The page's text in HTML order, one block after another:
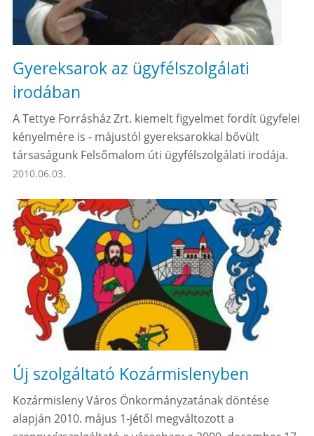
Gyereksarok az ügyfélszolgálati
irodában
A Tettye Forrásház Zrt. kiemelt figyelmet fordít ügyfelei
kényelmére is - májustól gyereksarokkal bővült
társaságunk Felsőmalom úti ügyfélszolgálati irodája.
2010.06.03.
Új szolgáltató Kozármislenyben
Kozármisleny Város Önkormányzatának döntése
alapján 2010. május 1-jétől megváltozott a